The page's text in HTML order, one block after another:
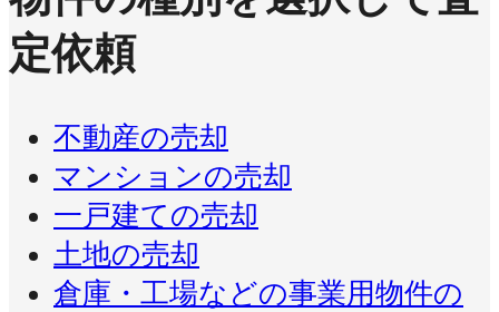
定依頼
不動産の売却
マンションの売却
一戸建ての売却
土地の売却
倉庫・工場などの事業用物件の